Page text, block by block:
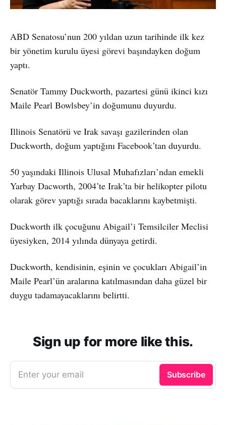
ABD Senatosu’nun 200 yıldan uzun tarihinde ilk kez
bir yönetim kurulu üyesi görevi başındayken doğum
yaptı.
Senatör Tammy Duckworth, pazartesi günü ikinci kızı
Maile Pearl Bowlsbey’in doğumunu duyurdu.
Illinois Senatörü ve Irak savaşı gazilerinden olan
Duckworth, doğum yaptığını Facebook’tan duyurdu.
50 yaşındaki Illinois Ulusal Muhafızları’ndan emekli
Yarbay Dacworth, 2004’te Irak’ta bir helikopter pilotu
olarak görev yaptığı sırada bacaklarını kaybetmişti.
Duckworth ilk çocuğunu Abigail’i Temsilciler Meclisi
üyesiyken, 2014 yılında dünyaya getirdi.
Duckworth, kendisinin, eşinin ve çocukları Abigail’in
Maile Pearl’ün aralarına katılmasından daha güzel bir
duygu tadamayacaklarını belirtti.
Sign up for more like this.
Enter your email Subscribe